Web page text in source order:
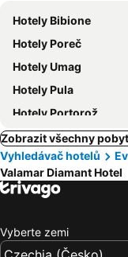
Hotely Bibione
Hotely Poreč
Hotely Umag
Hotely Pula
Hotely Portorož
Zobrazit všechny
Vyhledávač hotelů
Valamar Diamant Hotel
Vyberte zemi